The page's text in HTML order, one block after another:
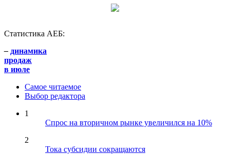
Статистика АЕБ:
– динамика
продаж
в июле
Самое читаемое
Выбор редактора
1
Спрос на вторичном рынке увеличился на 10%
2
Тока субсидии сокращаются